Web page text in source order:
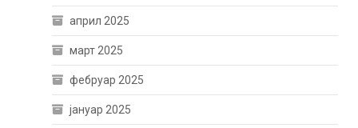
април 2025
март 2025
фебруар 2025
јануар 2025